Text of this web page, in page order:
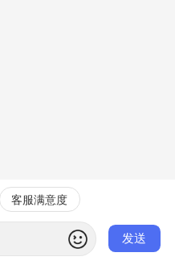
客服满意度
发送